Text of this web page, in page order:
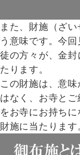
また、財施（ざ
う意味です。今
徒の方々が、金
たります。
この財施は、意
はなく、お寺と
をお寺にお持ち
財施に当たります